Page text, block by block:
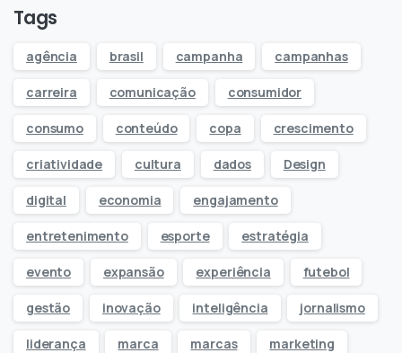
Tags
agência brasil campanha campanhas
carreira comunicação consumidor
consumo conteúdo copa crescimento
criatividade cultura dados Design
digital economia engajamento
entretenimento esporte estratégia
evento expansão experiência futebol
gestão inovação inteligência jornalismo
liderança marca marcas marketing